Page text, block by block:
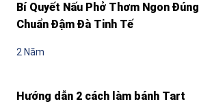
Bí Quyết Nấu Phở Thơm Ngon Đúng
Chuẩn Đậm Đà Tinh Tế
2 Năm
Hướng dẫn 2 cách làm bánh Tart